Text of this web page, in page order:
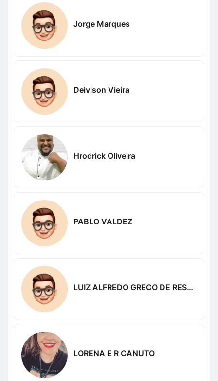
Jorge Marques
Deivison Vieira
Hrodrick Oliveira
PABLO VALDEZ
LUIZ ALFREDO GRECO DE RESENDE
LORENA E R CANUTO